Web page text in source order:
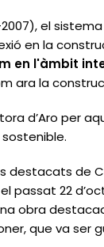
el
en la
en l'àmbit
ara la
d’Aro per
destacats de
passat 22
obra
que va ser